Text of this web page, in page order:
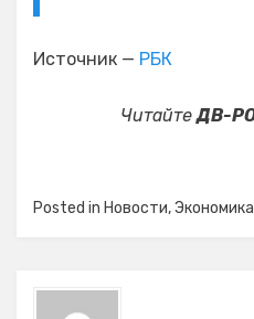
Источник — РБК
ЧитайтеДВ-
Posted in Новости,Экономика